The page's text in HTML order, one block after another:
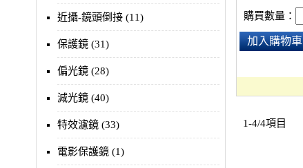
近攝-鏡頭倒接 (11)
保護鏡 (31)
偏光鏡 (28)
減光鏡 (40)
特效濾鏡 (33)
電影保護鏡 (1)
購買數量：
加入購物車
1-4/4項目